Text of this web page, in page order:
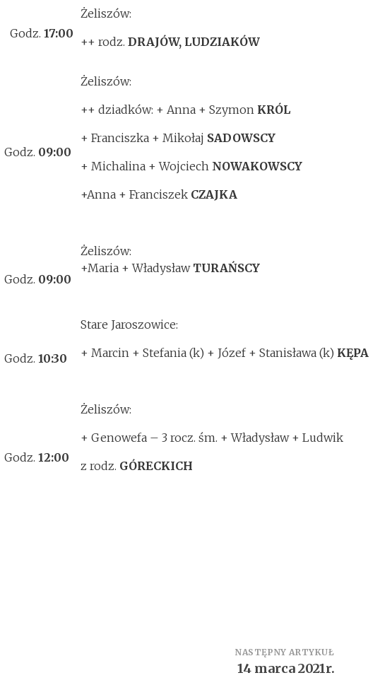
Godz.17:00
Żeliszów:
++ rodz.DRAJÓW, LUDZIAKÓW
Godz. 09:00
Żeliszów:
++ dziadków: + Anna + Szymon KRÓL
+ Franciszka + Mikołaj SADOWSCY
+ Michalina + Wojciech NOWAKOWSCY
+Anna + Franciszek CZAJKA
Godz. 09:00
Żeliszów:
+Maria + Władysław TURAŃSCY
Godz.10:30
Stare Jaroszowice:
+ Marcin + Stefania (k) + Józef + Stanisława (k) KĘPA
Godz.12:00
Żeliszów:
+ Genowefa – 3 rocz. śm. + Władysław + Ludwik
z rodz. GÓRECKICH
NASTĘPNY ARTYKUŁ
14 marca 2021r.